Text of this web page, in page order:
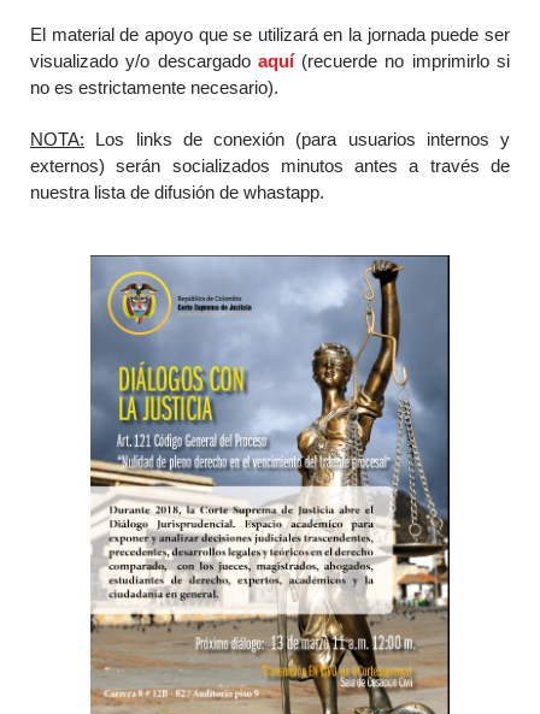
El material de apoyo que se utilizará en la jornada puede ser
visualizado y/o descargado aquí(recuerde no imprimirlo si
no es estrictamente necesario).
NOTA: Los links de conexión (para usuarios internos y
externos) serán socializados minutos antes a través de
nuestra lista de difusión de whastapp.